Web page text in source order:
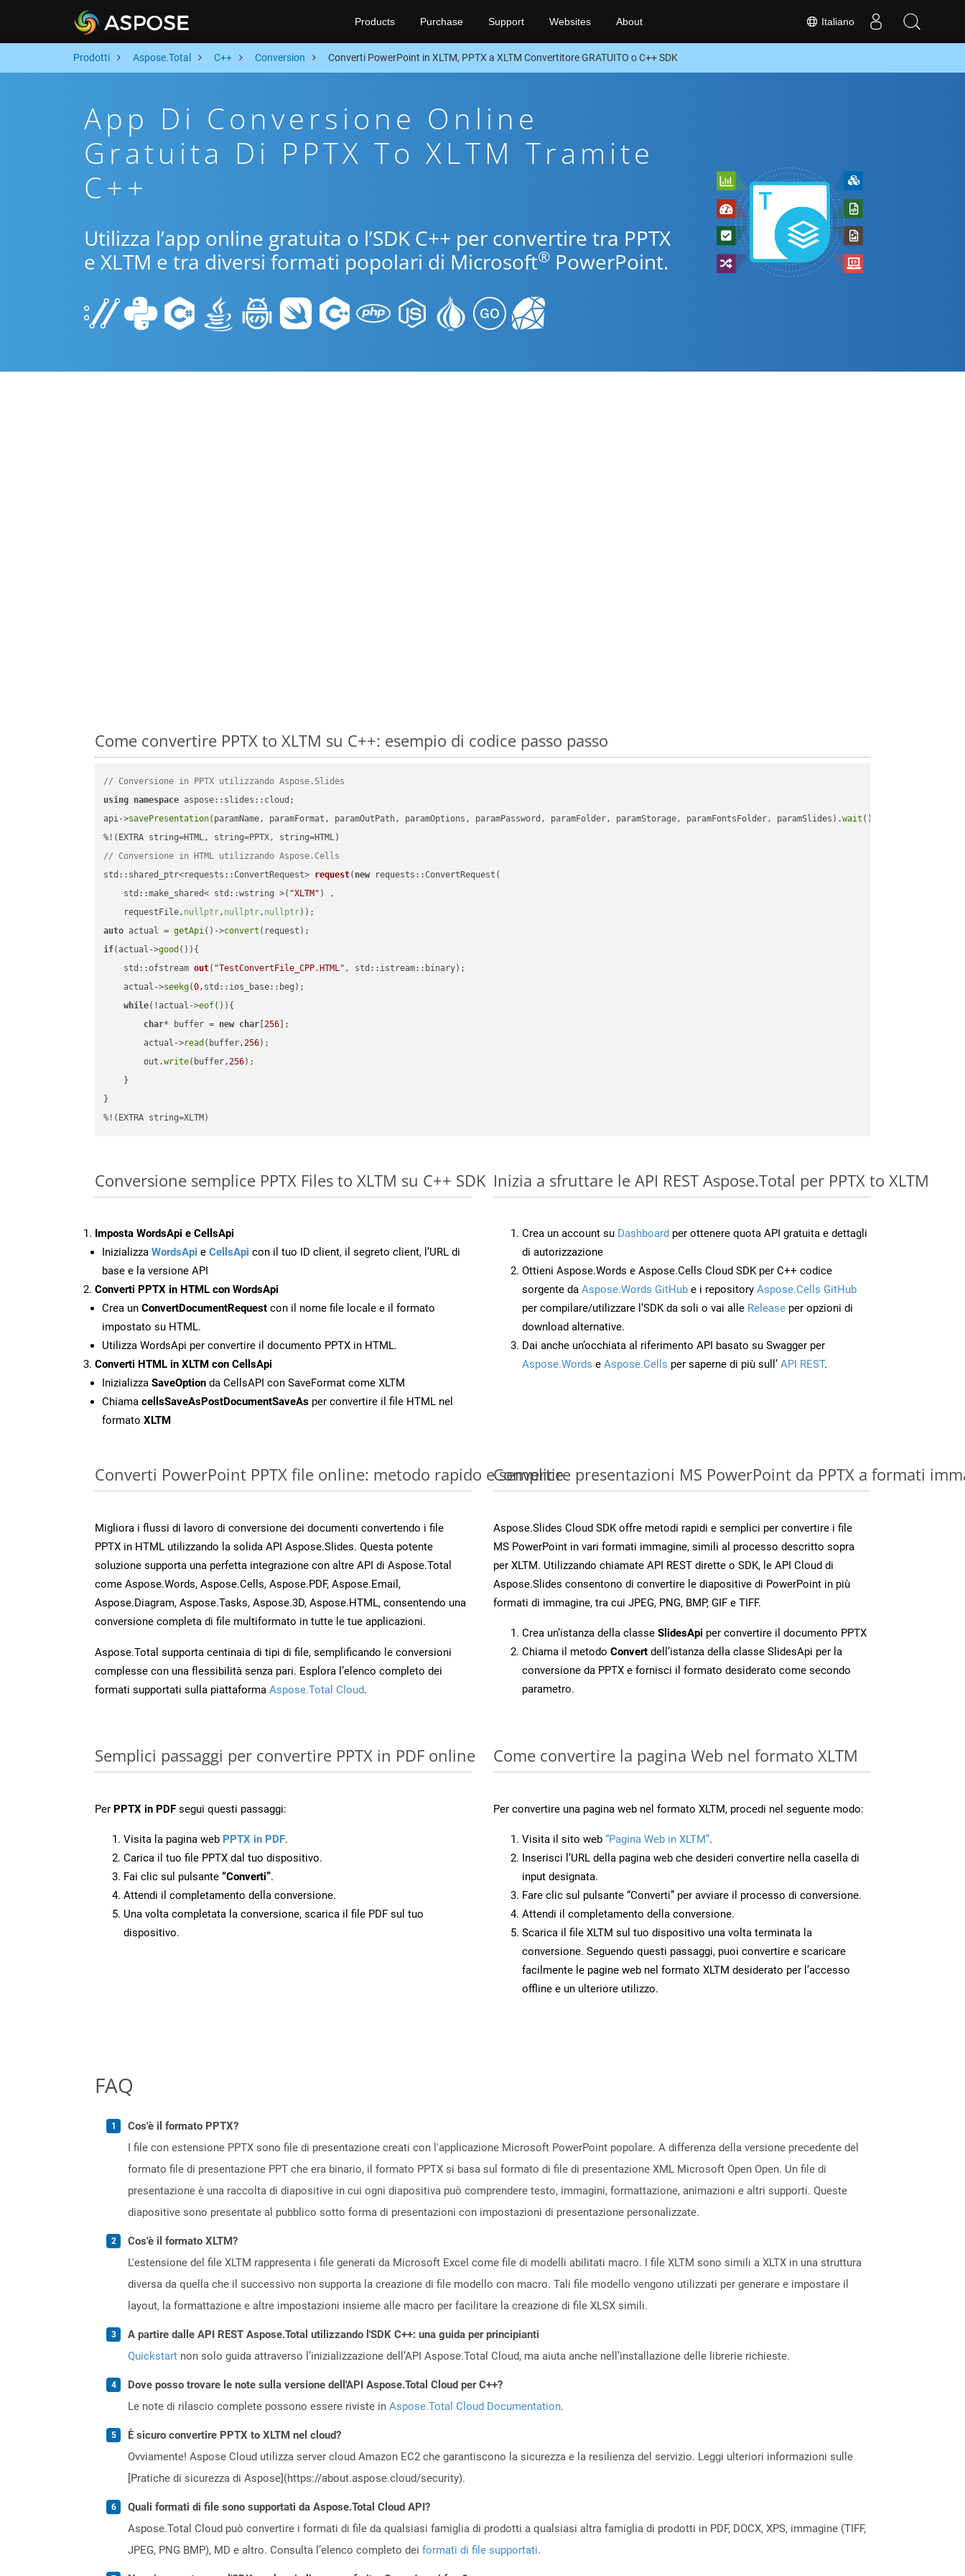
Italiano
Products Purchase Support Websites About
Prodotti Aspose.Total C++ Conversion Converti PowerPoint in XLTM, PPTX a XLTM Convertitore GRATUITO o C++ SDK
App Di Conversione Online
Gratuita Di PPTX To XLTM Tramite
C++
Utilizza l’app online gratuita o l’SDK C++ per convertire tra PPTX
e XLTM e tra diversi formati popolari di Microsoft® PowerPoint.
Come convertire PPTX to XLTM su C++: esempio di codice passo passo
// Conversione in PPTX utilizzando Aspose.Slides
using namespace aspose::slides::cloud;
api->savePresentation(paramName, paramFormat, paramOutPath, paramOptions, paramPassword, paramFolder, paramStorage, paramFontsFolder, paramSlides).wait ();
// Conversione in HTML utilizzando Aspose.Cells
std::shared_ptr<requests::ConvertRequest> request( new requests::ConvertRequest(
    std::make_shared< std::wstring >(
"XLTM" ) ,
    requestFile,
nullptr, nullptr, nullptr))
auto actual = getApi()->convert
if(actual->good ()){
std::ofstream out( "TestConvertFile_CPP.HTML" , std::istream::binary) ;
    actual->
seekg(0,std::ios_base::beg);
while(!actual->eof()){
char* buffer = new char [256 ];
        actual->
read (buffer,256);
        out.
write(buffer,256);
    }
}
%!(EXTRA string=XLTM)
Conversione semplice PPTX Files to XLTM su C++ SDK
Imposta WordsApi e CellsApi
Inizializza WordsApi e CellsApi con il tuo ID client, il segreto client, l’URL di
base e la versione API
Converti PPTX in HTML con WordsApi
Crea un ConvertDocumentRequest con il nome file locale e il formato
impostato su HTML.
Utilizza WordsApi per convertire il documento PPTX in HTML.
Converti HTML in XLTM con CellsApi
Inizializza SaveOption da CellsAPI con SaveFormat come XLTM
Chiama cellsSaveAsPostDocumentSaveAs per convertire il file HTML nel
formato XLTM
Inizia a sfruttare le API REST Aspose.Total per PPTX to XLTM
Crea un account su Dashboard per ottenere quota API gratuita e dettagli
di autorizzazione
Ottieni Aspose.Words e Aspose.Cells Cloud SDK per C++ codice
sorgente da Aspose.Words GitHub e i repository Aspose.Cells GitHub
per compilare/utilizzare l’SDK da soli o vai alle Release per opzioni di
download alternative.
Dai anche un’occhiata al riferimento API basato su Swagger per
Aspose.Words e Aspose.Cells per saperne di più sull’ API REST.
Converti PowerPoint PPTX file online: metodo rapido e semplice
Migliora i flussi di lavoro di conversione dei documenti convertendo i file
PPTX in HTML utilizzando la solida API Aspose.Slides. Questa potente
soluzione supporta una perfetta integrazione con altre API di Aspose.Total
come Aspose.Words, Aspose.Cells, Aspose.PDF, Aspose.Email,
Aspose.Diagram, Aspose.Tasks, Aspose.3D, Aspose.HTML, consentendo una
conversione completa di file multiformato in tutte le tue applicazioni.
Aspose.Total supporta centinaia di tipi di file, semplificando le conversioni
complesse con una flessibilità senza pari. Esplora l’elenco completo dei
formati supportati sulla piattaforma Aspose.Total Cloud.
Convertire presentazioni MS PowerPoint da PPTX a formati
Aspose.Slides Cloud SDK offre metodi rapidi e semplici per convertire i file
MS PowerPoint in vari formati immagine, simili al processo descritto sopra
per XLTM. Utilizzando chiamate API REST dirette o SDK, le API Cloud di
Aspose.Slides consentono di convertire le diapositive di PowerPoint in più
formati di immagine, tra cui JPEG, PNG, BMP, GIF e TIFF.
Crea un’istanza della classe SlidesApi per convertire il documento PPTX
Chiama il metodo Convert dell’istanza della classe SlidesApi per la
conversione da PPTX e fornisci il formato desiderato come secondo
parametro.
Semplici passaggi per convertire PPTX in PDF online
Per PPTX in PDF segui questi passaggi:
Visita la pagina web PPTX in PDF.
Carica il tuo file PPTX dal tuo dispositivo.
Fai clic sul pulsante “Converti”.
Attendi il completamento della conversione.
Una volta completata la conversione, scarica il file PDF sul tuo
dispositivo.
Come convertire la pagina Web nel formato XLTM
Per convertire una pagina web nel formato XLTM, procedi nel seguente modo:
Visita il sito web “Pagina Web in XLTM”.
Inserisci l’URL della pagina web che desideri convertire nella casella di
input designata.
Fare clic sul pulsante “Converti” per avviare il processo di conversione.
Attendi il completamento della conversione.
Scarica il file XLTM sul tuo dispositivo una volta terminata la
conversione. Seguendo questi passaggi, puoi convertire e scaricare
facilmente le pagine web nel formato XLTM desiderato per l’accesso
offline e un ulteriore utilizzo.
FAQ
Cos'è il formato PPTX?
I file con estensione PPTX sono file di presentazione creati con l'applicazione Microsoft PowerPoint popolare. A differenza della versione precedente del
formato file di presentazione PPT che era binario, il formato PPTX si basa sul formato di file di presentazione XML Microsoft Open Open. Un file di
presentazione è una raccolta di diapositive in cui ogni diapositiva può comprendere testo, immagini, formattazione, animazioni e altri supporti. Queste
diapositive sono presentate al pubblico sotto forma di presentazioni con impostazioni di presentazione personalizzate.
Cos'è il formato XLTM?
L'estensione del file XLTM rappresenta i file generati da Microsoft Excel come file di modelli abilitati macro. I file XLTM sono simili a XLTX in una struttura
diversa da quella che il successivo non supporta la creazione di file modello con macro. Tali file modello vengono utilizzati per generare e impostare il
layout, la formattazione e altre impostazioni insieme alle macro per facilitare la creazione di file XLSX simili.
A partire dalle API REST Aspose.Total utilizzando l'SDK C++: una guida per principianti
Quickstart non solo guida attraverso l’inizializzazione dell’API Aspose.Total Cloud, ma aiuta anche nell’installazione delle librerie richieste.
Dove posso trovare le note sulla versione dell'API Aspose.Total Cloud per C++?
Le note di rilascio complete possono essere riviste in Aspose.Total Cloud Documentation.
È sicuro convertire PPTX to XLTM nel cloud?
Ovviamente! Aspose Cloud utilizza server cloud Amazon EC2 che garantiscono la sicurezza e la resilienza del servizio. Leggi ulteriori informazioni sulle
[Pratiche di sicurezza di Aspose](https://about.aspose.cloud/security).
Quali formati di file sono supportati da Aspose.Total Cloud API?
Aspose.Total Cloud può convertire i formati di file da qualsiasi famiglia di prodotti a qualsiasi altra famiglia di prodotti in PDF, DOCX, XPS, immagine (TIFF,
JPEG, PNG BMP), MD e altro. Consulta l’elenco completo dei formati di file supportati.